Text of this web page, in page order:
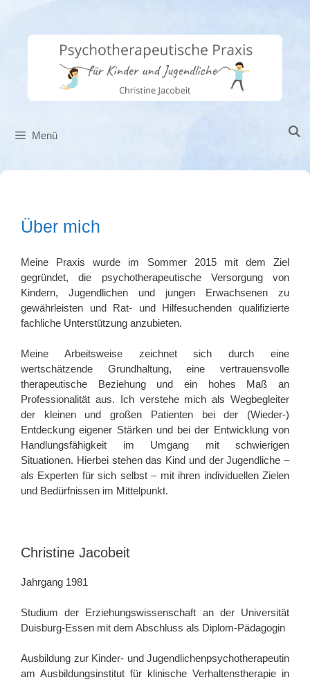
springen
Menü
Über mich
Meine Praxis wurde im Sommer 2015 mit dem Ziel
gegründet, die psychotherapeutische Versorgung von
Kindern, Jugendlichen und jungen Erwachsenen zu
gewährleisten und Rat- und Hilfesuchenden qualifizierte
fachliche Unterstützung anzubieten.
Meine Arbeitsweise zeichnet sich durch eine
wertschätzende Grundhaltung, eine vertrauensvolle
therapeutische Beziehung und ein hohes Maß an
Professionalität aus. Ich verstehe mich als Wegbegleiter
der kleinen und großen Patienten bei der (Wieder-)
Entdeckung eigener Stärken und bei der Entwicklung von
Handlungsfähigkeit im Umgang mit schwierigen
Situationen. Hierbei stehen das Kind und der Jugendliche –
als Experten für sich selbst – mit ihren individuellen Zielen
und Bedürfnissen im Mittelpunkt.
Christine Jacobeit
Jahrgang 1981
Studium der Erziehungswissenschaft an der Universität
Duisburg-Essen mit dem Abschluss als Diplom-Pädagogin
Ausbildung zur Kinder- und Jugendlichenpsychotherapeutin
am Ausbildungsinstitut für klinische Verhaltenstherapie in